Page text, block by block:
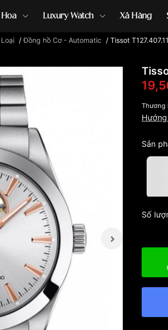
Luxury Watch Xả Hàng
đồng hồ G-Shock đồng hồ Orient ...
/Đồng hồ Cơ - Automatic / Tissot
Thương
Sản
Số